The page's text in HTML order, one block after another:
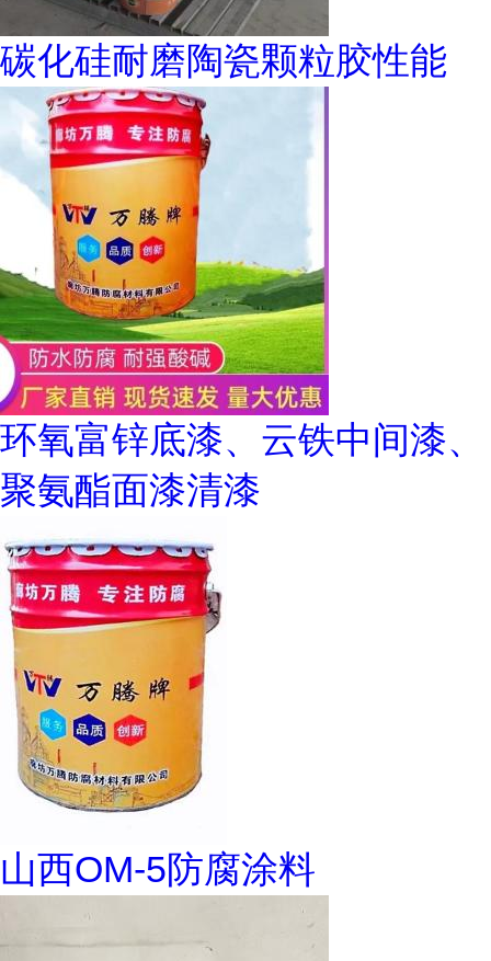
碳化硅耐磨陶瓷颗粒胶性能
环氧富锌底漆、云铁中间漆、
聚氨酯面漆清漆
山西OM-5防腐涂料